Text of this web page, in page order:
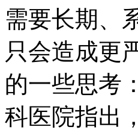
需要长期、
只会造成更
的一些思考
科医院指出